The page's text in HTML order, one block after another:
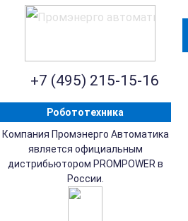
+7 (495) 215-15-16
Робототехника
Компания Промэнерго Автоматика
является официальным
дистрибьютором PROMPOWER в
России.